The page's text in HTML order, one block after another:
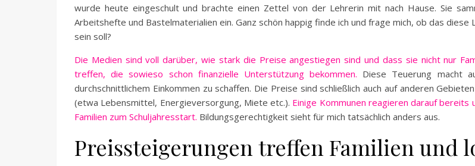
wurde heute eingeschult und brachte einen Zettel von der Lehrerin mit nach Hause. Sie
Arbeitshefte und Bastelmaterialien ein. Ganz schön happig finde ich und frage mich, ob das
sein soll?
Die Medien sind voll darüber, wie stark die Preise angestiegen sind und dass sie nicht nur
treffen, die sowieso schon finanzielle Unterstützung bekommen. Diese Teuerung macht
durchschnittlichem Einkommen zu schaffen. Die Preise sind schließlich auch auf anderen
(etwa Lebensmittel, Energieversorgung, Miete etc.). Einige Kommunen reagieren darauf bereits
Familien zum Schuljahresstart. Bildungsgerechtigkeit sieht für mich tatsächlich anders aus.
Preissteigerungen treffen Familien und